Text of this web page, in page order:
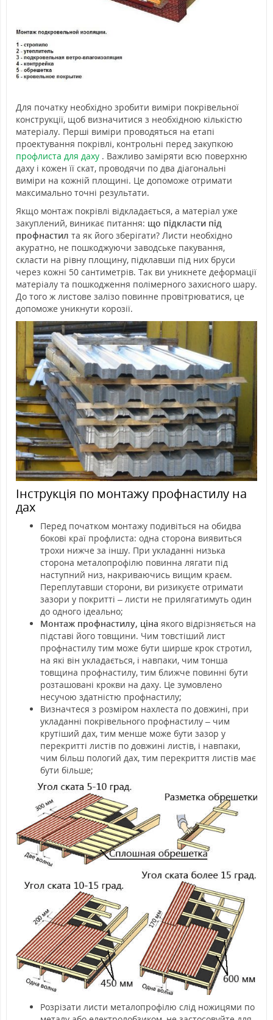
Для початку необхідно зробити виміри покрівельної
конструкції, щоб визначитися з необхідною кількістю
матеріалу. Перші виміри проводяться на етапі
проектування покрівлі, контрольні перед закупкою
профлиста для даху . Важливо заміряти всю поверхню
даху і кожен її скат, проводячи по два діагональні
виміри на кожній площині. Це допоможе отримати
максимально точні результати.
Якщо монтаж покрівлі відкладається, а матеріал уже
закуплений, виникає питання: що підкласти під
профнастил та як його зберігати? Листи необхідно
акуратно, не пошкоджуючи заводське пакування,
скласти на рівну площину, підклавши під них бруси
через кожні 50 сантиметрів. Так ви уникнете деформації
матеріалу та пошкодження полімерного захисного шару.
До того ж листове залізо повинне провітрюватися, це
допоможе уникнути корозії.
Інструкція по монтажу профнастилу на
дах
Перед початком монтажу подивіться на обидва
бокові краї профлиста: одна сторона виявиться
трохи нижче за іншу. При укладанні низька
сторона металопрофілю повинна лягати під
наступний низ, накриваючись вищим краєм.
Переплутавши сторони, ви ризикуєте отримати
зазори у покритті – листи не прилягатимуть один
до одного ідеально;
Монтаж профнастилу, ціна якого відрізняється на
підставі його товщини. Чим товстіший лист
профнастилу тим може бути ширше крок стротил,
на які він укладається, і навпаки, чим тонша
товщина профнастилу, тим ближче повинні бути
розташовані крокви на даху. Це зумовлено
несучою здатністю профнастилу;
Визначтеся з розміром нахлеста по довжині, при
укладанні покрівельного профнастилу – чим
крутіший дах, тим менше може бути зазор у
перекритті листів по довжині листів, і навпаки,
чим більш пологий дах, тим перекриття листів має
бути більше;
Розрізати листи металопрофілю слід ножицями по